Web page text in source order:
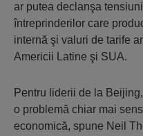
ar putea declanşa
întreprinderilor care
internă şi valuri de tarife
Americii Latine şi SUA.
Pentru liderii de la
o problemă chiar mai
economică, spune Neil